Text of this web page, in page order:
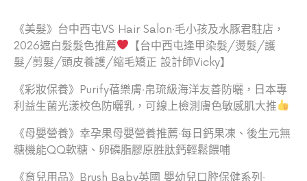
《美髮》台中西屯VS Hair Salon‧毛小孩及水豚君駐店，
2026遮白髮髮色推薦
【台中西屯逢甲染髮/燙髮/護
髮/剪髮/頭皮養護/縮毛矯正 設計師Vicky】
《彩妝保養》Purify蓓樂膚‧帛琉級海洋友善防曬，日本專
利益生菌光漾校色防曬乳，可線上檢測膚色敏感肌大推
《母嬰營養》幸孕果母嬰營養推薦‧每日鈣果凍、後生元無
糖機能QQ軟糖、卵磷脂膠原胜肽鈣輕鬆餵哺
《育兒用品》Brush Baby英國 嬰幼兒口腔保健系列‧